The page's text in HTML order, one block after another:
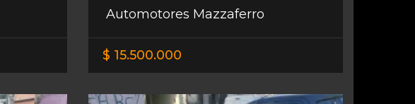
Automotores Mazzaferro
$ 15.500.000